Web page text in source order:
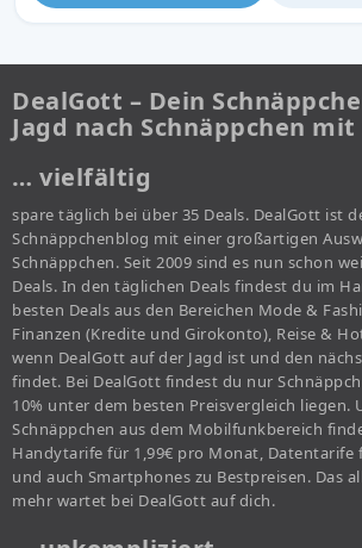
DealGott – Dein
Jagd nach Schnäppchen
… vielfältig
spare täglich bei über 35 Deals. DealGott ist
Schnäppchenblog mit einer großartigen
Schnäppchen. Seit 2009 sind es nun schon
Deals. In den täglichen Deals findest du im
besten Deals aus den Bereichen Mode &
Finanzen (Kredite und Girokonto), Reise &
wenn DealGott auf der Jagd ist und den
findet. Bei DealGott findest du nur
10% unter dem besten Preisvergleich liegen.
Schnäppchen aus dem Mobilfunkbereich
Handytarife für 1,99€ pro Monat, Datentarife
und auch Smartphones zu Bestpreisen. Das
mehr wartet bei DealGott auf dich.